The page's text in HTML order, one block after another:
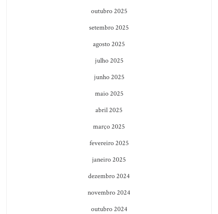
outubro 2025
setembro 2025
agosto 2025
julho 2025
junho 2025
maio 2025
abril 2025
março 2025
fevereiro 2025
janeiro 2025
dezembro 2024
novembro 2024
outubro 2024